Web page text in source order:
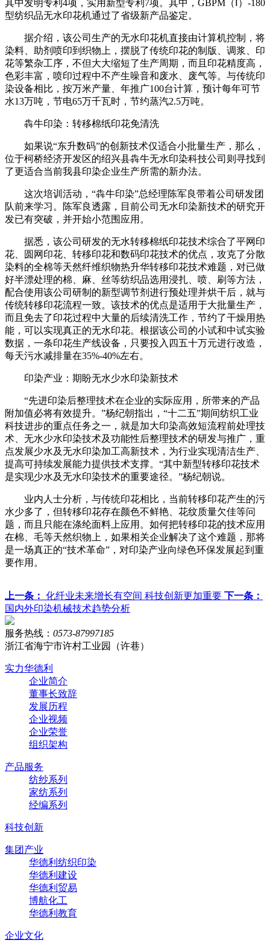
其中发明专利4项，实用新型专利7项。其中，GBPM（Ⅰ）-180
型纺织品无水印花机通过了省级新产品鉴定。
据介绍，该公司生产的无水印花机直接由计算机控制，将
染料、助剂喷印到织物上，摆脱了传统印花的制版、调浆、印
花等繁杂工序，不但大大缩短了生产周期，而且印花精度高，
色彩丰富，喷印过程中不产生噪音和废水、废气等。与传统印
染设备相比，按万米产量、年推广100台计算，预计每年可节
水13万吨，节电65万千瓦时，节约蒸汽2.5万吨。
犇牛印染：转移棉纸印花免清洗
如果说“东升数码”的创新技术仅适合小批量生产，那么，
位于柯桥经济开发区的绍兴县犇牛无水印染科技公司则寻找到
了更适合当前我县印染企业生产所需的新办法。
这次培训活动，“犇牛印染”总经理陈军良带着公司研发团
队前来学习。陈军良透露，目前公司无水印染新技术的研究开
发已有突破，并开始小范围应用。
据悉，该公司研发的无水转移棉纸印花技术综合了平网印
花、圆网印花、转移印花和数码印花技术的优点，攻克了分散
染料的全棉等天然纤维织物热升华转移印花技术难题，对已做
好半漂处理的棉、麻、丝等纺织品选用浸扎、喷、刷等方法，
配合使用该公司研制的新型调节剂进行预处理并烘干后，就与
传统转移印花流程一致。该技术的优点是适用于大批量生产，
而且免去了印花过程中大量的后续清洗工作，节约了干燥用热
能，可以实现真正的无水印花。根据该公司的小试和中试实验
数据，一条印花生产线设备，只要投入四五十万元进行改造，
每天污水减排量在35%-40%左右。
印染产业：期盼无水少水印染新技术
“先进印染后整理技术在企业的实际应用，所带来的产品
附加值必将有效提升。”杨纪朝指出，“十二五”期间纺织工业
科技进步的重点任务之一，就是加大印染高效短流程前处理技
术、无水少水印染技术及功能性后整理技术的研发与推广，重
点发展少水及无水印染加工高新技术，为行业实现清洁生产、
提高可持续发展能力提供技术支撑。“其中新型转移印花技术
是实现少水及无水印染技术的重要途径。”杨纪朝说。
业内人士分析，与传统印花相比，当前转移印花产生的污
水少多了，但转移印花存在颜色不鲜艳、花纹质量欠佳等问
题，而且只能在涤纶面料上应用。如何把转移印花的技术应用
在棉、毛等天然织物上，如果相关企业解决了这个难题，那将
是一场真正的“技术革命”，对印染产业向绿色环保发展起到重
要作用。
上一条： 化纤业未来增长有空间 科技创新更加重要 下一条：
国内外印染机械技术趋势分析
服务热线： 0573-87997185
浙江省海宁市许村工业园（许巷）
实力华德利
企业简介
董事长致辞
发展历程
企业视频
企业荣誉
组织架构
产品服务
纺纱系列
家纺系列
经编系列
科技创新
集团产业
华德利纺织印染
华德利建设
华德利贸易
博航化工
华德利教育
企业文化